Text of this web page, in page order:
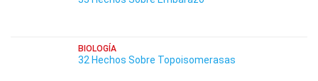
BIOLOGÍA
32 Hechos Sobre Topoisomerasas